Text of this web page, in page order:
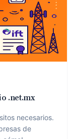
.net.mx
necesarios.
de